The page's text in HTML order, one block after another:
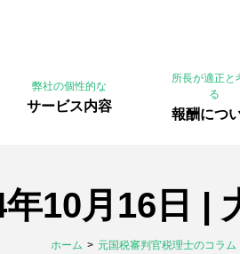
弊社の個性的な
サービス内容
所長が適正と
る
報酬につ
10月16日 |
ホーム 元国税審判官税理士のコラム